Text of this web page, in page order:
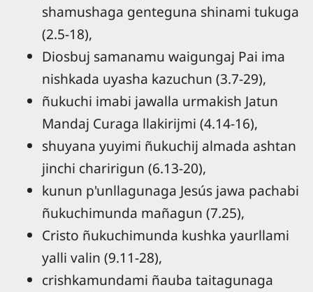
shamushaga genteguna shinami tukuga
(2.5-18),
Diosbuj samanamu waigungaj Pai ima
nishkada uyasha kazuchun (3.7-29),
ñukuchi imabi jawalla urmakish Jatun
Mandaj Curaga llakirijmi (4.14-16),
shuyana yuyimi ñukuchij almada ashtan
jinchi charirigun (6.13-20),
kunun p'unllagunaga Jesús jawa pachabi
ñukuchimunda mañagun (7.25),
Cristo ñukuchimunda kushka yaurllami
yalli valin (9.11-28),
crishkamundami ñauba taitagunaga